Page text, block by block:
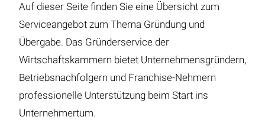
Auf dieser Seite finden Sie eine Übersicht zum
Serviceangebot zum Thema Gründung und
Übergabe. Das Gründerservice der
Wirtschaftskammern bietet Unternehmensgründern,
Betriebsnachfolgern und Franchise-Nehmern
professionelle Unterstützung beim Start ins
Unternehmertum.